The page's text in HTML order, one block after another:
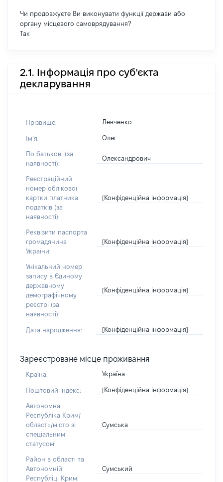
Чи продовжуєте Ви виконувати функції держави або
органу місцевого самоврядування?
Так
2.1. Інформація про суб'єкта
декларування
Прізвище: Левченко
Імʼя: Олег
По батькові (за
наявності):
Олександрович
Реєстраційний
номер облікової
картки платника
податків (за
наявності):
[Конфіденційна інформація]
Реквізити паспорта
громадянина
України:
[Конфіденційна інформація]
Унікальний номер
запису в Єдиному
державному
демографічному
реєстрі (за
наявності):
[Конфіденційна інформація]
Дата народження: [Конфіденційна інформація]
Зареєстроване місце проживання
Країна: Україна
Поштовий індекс: [Конфіденційна інформація]
Автономна
Республіка Крим/
область/місто зі
спеціальним
статусом:
Сумська
Район в області та
Автономній
Республіці Крим:
Сумський